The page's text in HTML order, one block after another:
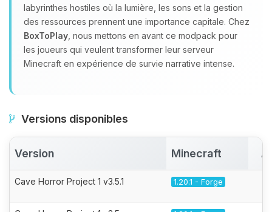
labyrinthes hostiles où la lumière, les sons et la gestion
des ressources prennent une importance capitale. Chez
BoxToPlay , nous mettons en avant ce modpack pour
les joueurs qui veulent transformer leur serveur
Minecraft en expérience de survie narrative intense.
Versions disponibles
Version Minecraft
Cave Horror Project 1 v3.5.1 1.20.1 - Forge